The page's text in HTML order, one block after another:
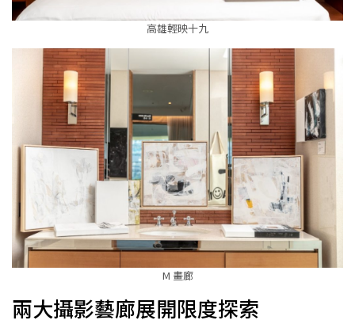
高雄輕映十九
M 畫廊
兩大攝影藝廊展開限度探索